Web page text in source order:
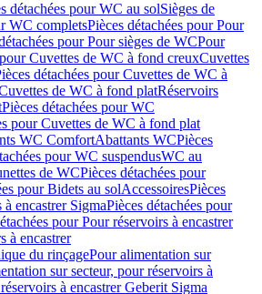
détachées pour WC au solSièges de
WC completsPièces détachées pour Pour
pour Pour sièges de WCPour
Cuvettes de WC à fond creuxCuvettes
détachées pour Cuvettes de WC à
de WC à fond platRéservoirs
Pièces détachées pour WC
pour Cuvettes de WC à fond plat
WC ComfortAbattants WCPièces
pour WC suspendusWC au
de WCPièces détachées pour
pour Bidets au solAccessoiresPièces
encastrer SigmaPièces détachées pour
pour Pour réservoirs à encastrer
à encastrer
du rinçagePour alimentation sur
sur secteur, pour réservoirs à
à encastrer Geberit Sigma